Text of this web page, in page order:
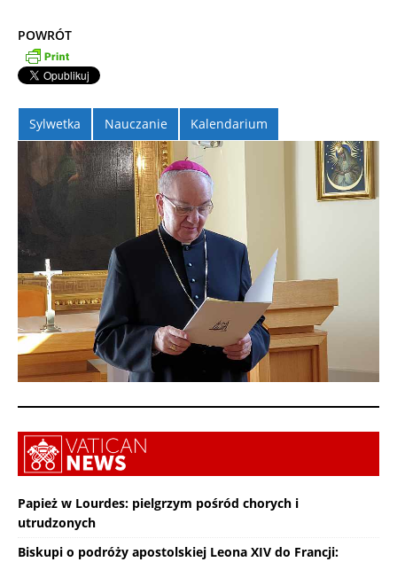
POWRÓT
Sylwetka Nauczanie Kalendarium
Papież w Lourdes: pielgrzym pośród chorych i
utrudzonych
Biskupi o podróży apostolskiej Leona XIV do Francji: